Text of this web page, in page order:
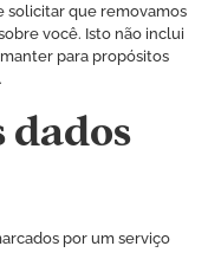
solicitar que removamos
você. Isto não inclui
para propósitos
dados
por um serviço